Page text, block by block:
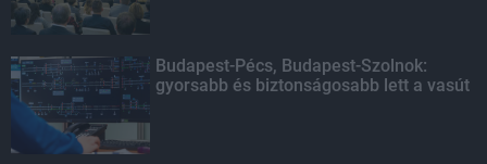
Budapest-Pécs, Budapest-Szolnok:
gyorsabb és biztonságosabb lett a vasút